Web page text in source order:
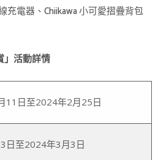
充電器、Chiikawa 小可愛摺疊背包
」活動詳情
11日至2024年2月25日
日至2024年3月3日